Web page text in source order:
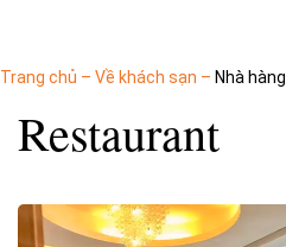
Trang chủ – Về khách sạn – Nhà hàng
Restaurant